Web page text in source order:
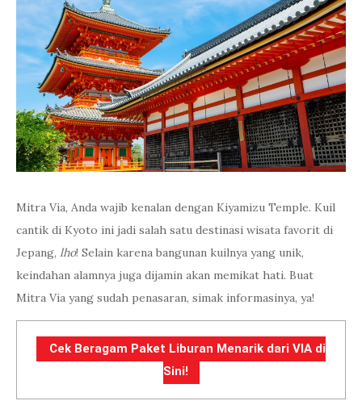
Mitra Via, Anda wajib kenalan dengan Kiyamizu Temple. Kuil
cantik di Kyoto ini jadi salah satu destinasi wisata favorit di
Jepang, lho! Selain karena bangunan kuilnya yang unik,
keindahan alamnya juga dijamin akan memikat hati. Buat
Mitra Via yang sudah penasaran, simak informasinya, ya!
Cek Beragam Paket Liburan Menarik dari VIA di
Sini!